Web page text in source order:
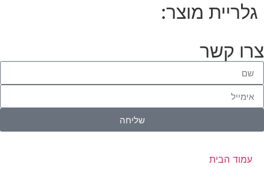
גלריית מוצר:
צרו קשר
שליחה
עמוד הבית